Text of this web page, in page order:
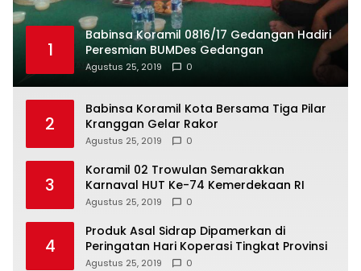
1
Babinsa Koramil 0816/17 Gedangan Hadiri
Peresmian BUMDes Gedangan
Agustus 25, 2019 0
2
Babinsa Koramil Kota Bersama Tiga Pilar
Kranggan Gelar Rakor
Agustus 25, 2019 0
3
Koramil 02 Trowulan Semarakkan
Karnaval HUT Ke-74 Kemerdekaan RI
Agustus 25, 2019 0
4
Produk Asal Sidrap Dipamerkan di
Peringatan Hari Koperasi Tingkat Provinsi
Agustus 25, 2019 0